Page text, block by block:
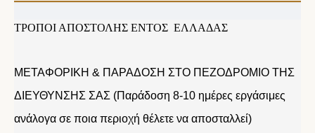
ΤΡΟΠΟΙ ΑΠΟΣΤΟΛΗΣ ΕΝΤΟΣ ΕΛΛΑΔΑΣ
ΜΕΤΑΦΟΡΙΚΗ & ΠΑΡΑΔΟΣΗ ΣΤΟ ΠΕΖΟΔΡΟΜΙΟ ΤΗΣ
ΔΙΕΥΘΥΝΣΗΣ ΣΑΣ (Παράδοση 8-10 ημέρες εργάσιμες
ανάλογα σε ποια περιοχή θέλετε να αποσταλλεί)